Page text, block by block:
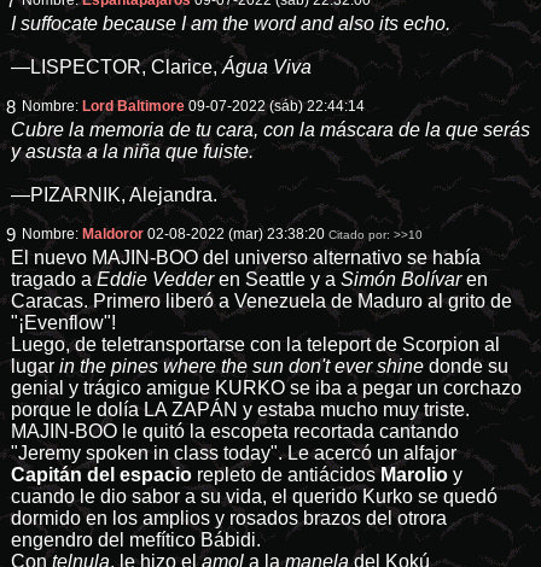
I suffocate because I am the word and also its echo.
—LISPECTOR, Clarice,Água Viva
8 Nombre: Lord Baltimore 09-07-2022 (sáb) 22:44:14
Cubre la memoria de tu cara, con la máscara de la que serás
y asusta a la niña que fuiste.
—PIZARNIK, Alejandra.
9 Nombre: Maldoror 02-08-2022 (mar) 23:38:20 Citado por:>>10
El nuevo MAJIN-BOO del universo alternativo se había
tragado aEddie Vedderen Seattle y a Simón Bolívaren
Caracas. Primero liberó a Venezuela de Maduro al grito de
"¡Evenflow"!
Luego, de teletransportarse con la teleport de Scorpion al
lugar in the pines where the sun don't ever shine donde su
genial y trágico amigue KURKO se iba a pegar un corchazo
porque le dolía LA ZAPÁN y estaba mucho muy triste.
MAJIN-BOO le quitó la escopeta recortada cantando
"Jeremy spoken in class today". Le acercó un alfajor
Capitán del espacio repleto de antiácidosMarolio y
cuando le dio sabor a su vida, el querido Kurko se quedó
dormido en los amplios y rosados brazos del otrora
engendro del mefítico Bábidi.
Con telnula, le hizo elamol a lamaneladel Kokú